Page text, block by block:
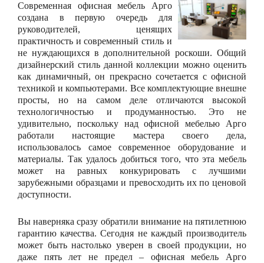
Современная офисная мебель Арго
создана в первую очередь для
руководителей, ценящих
практичность и современный стиль и
не нуждающихся в дополнительной роскоши. Общий
дизайнерский стиль данной коллекции можно оценить
как динамичный, он прекрасно сочетается с офисной
техникой и компьютерами. Все комплектующие внешне
просты, но на самом деле отличаются высокой
технологичностью и продуманностью. Это не
удивительно, поскольку над офисной мебелью Арго
работали настоящие мастера своего дела,
использовалось самое современное оборудование и
материалы. Так удалось добиться того, что эта мебель
может на равных конкурировать с лучшими
зарубежными образцами и превосходить их по ценовой
доступности.
Вы наверняка сразу обратили внимание на пятилетнюю
гарантию качества. Сегодня не каждый производитель
может быть настолько уверен в своей продукции, но
даже пять лет не предел – офисная мебель Арго